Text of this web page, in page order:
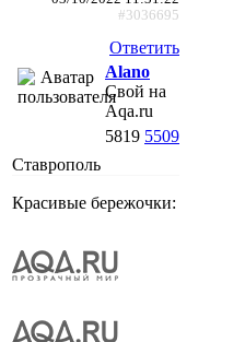
#3036695
Ответить
Alano
Свой на
Aqa.ru
5819 5509
Ставрополь
Красивые бережочки: